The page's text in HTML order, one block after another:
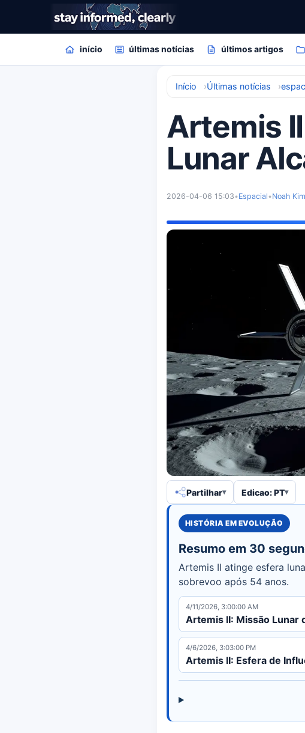
início últimas notícias últimos artigos
Início Últimas notícias
Artemis
Lunar
2026-04-06 15:03•Espacial•Noah Kim
Partilhar Edicao: PT
HISTÓRIA EM EVOLUÇÃO
Resumo em 30
Artemis II atinge esfera
sobrevoo após 54 anos.
4/11/2026, 3:00:00 AM
Artemis II: Missão Lunar
4/6/2026, 3:03:00 PM
Artemis II: Esfera de